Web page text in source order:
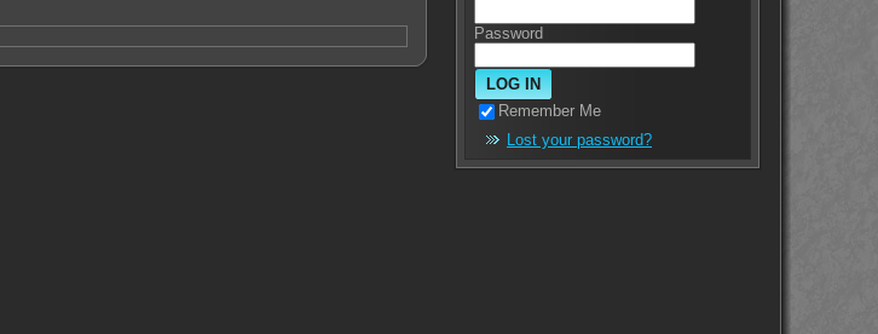
Password
Remember Me
Lost your password?